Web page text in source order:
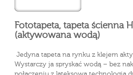
Fototapeta, tapeta ścienna
(aktywowana wodą)
Jedyna tapeta na rynku z klejem
Wystarczy ja spryskać wodą – bez